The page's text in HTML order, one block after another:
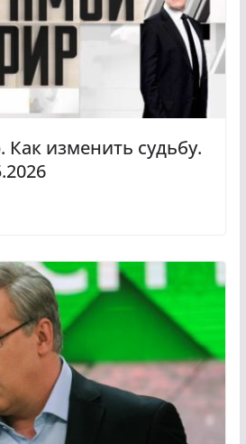
изменить судьбу.